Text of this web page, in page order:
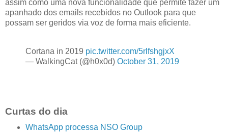
assim como uma nova funcionalidade que permite fazer um
apanhado dos emails recebidos no Outlook para que
possam ser geridos via voz de forma mais eficiente.
Cortana in 2019 pic.twitter.com/5rlfshgjxX
— WalkingCat (@h0x0d) October 31, 2019
Curtas do dia
WhatsApp processa NSO Group